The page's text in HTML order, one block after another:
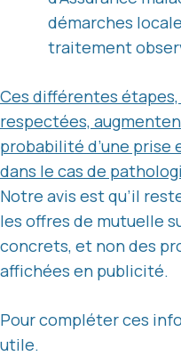
démarches
traitement
Ces différentes
respectées,
probabilité d’une
dans le cas de
Notre avis est qu’il
les offres de mutuelle
concrets, et non des
affichées en publicité.
Pour compléter ces
utile.